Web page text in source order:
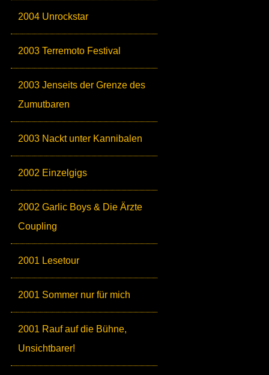
2004 Unrockstar
2003 Terremoto Festival
2003 Jenseits der Grenze des
Zumutbaren
2003 Nackt unter Kannibalen
2002 Einzelgigs
2002 Garlic Boys & Die Ärzte
Coupling
2001 Lesetour
2001 Sommer nur für mich
2001 Rauf auf die Bühne,
Unsichtbarer!